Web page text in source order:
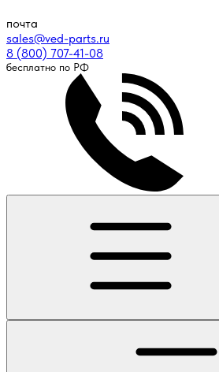
почта
sales@ved-parts.ru
8 (800) 707-41-08
бесплатно по РФ